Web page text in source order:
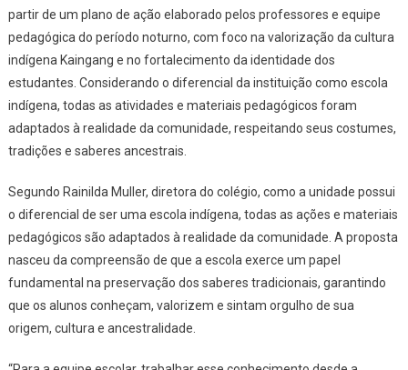
partir de um plano de ação elaborado pelos professores e equipe
pedagógica do período noturno, com foco na valorização da cultura
indígena Kaingang e no fortalecimento da identidade dos
estudantes. Considerando o diferencial da instituição como escola
indígena, todas as atividades e materiais pedagógicos foram
adaptados à realidade da comunidade, respeitando seus costumes,
tradições e saberes ancestrais.
Segundo Rainilda Muller, diretora do colégio, como a unidade possui
o diferencial de ser uma escola indígena, todas as ações e materiais
pedagógicos são adaptados à realidade da comunidade. A proposta
nasceu da compreensão de que a escola exerce um papel
fundamental na preservação dos saberes tradicionais, garantindo
que os alunos conheçam, valorizem e sintam orgulho de sua
origem, cultura e ancestralidade.